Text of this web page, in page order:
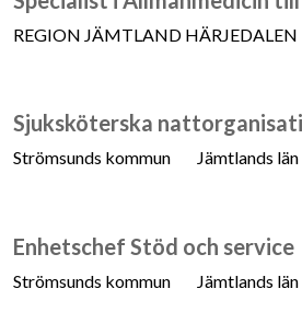
REGION JÄMTLAND HÄRJEDALEN
Sjuksköterska
Strömsunds kommun Jämtlands län
Enhetschef Stöd och service
Strömsunds kommun Jämtlands län